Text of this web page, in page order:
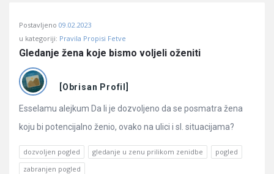
Učene
Latest
Pitanja
Postavljeno 09.02.2023
u kategoriji: Pravila Propisi Fetve
Gledanje žena koje bismo voljeli oženiti
[Obrisan Profil]
Esselamu alejkum Da li je dozvoljeno da se posmatra žena
koju bi potencijalno ženio, ovako na ulici i sl. situacijama?
dozvoljen pogled gledanje u zenu prilikom zenidbe
pogled
zabranjen pogled